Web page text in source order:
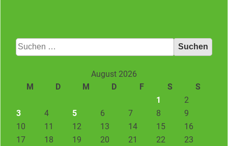
Suchen
nach:
August 2026
M
D M D F S
S
1
2
3
4 5 6 7 8
9
10
11 12 13 14 15
16
17
18 19 20 21 22
23